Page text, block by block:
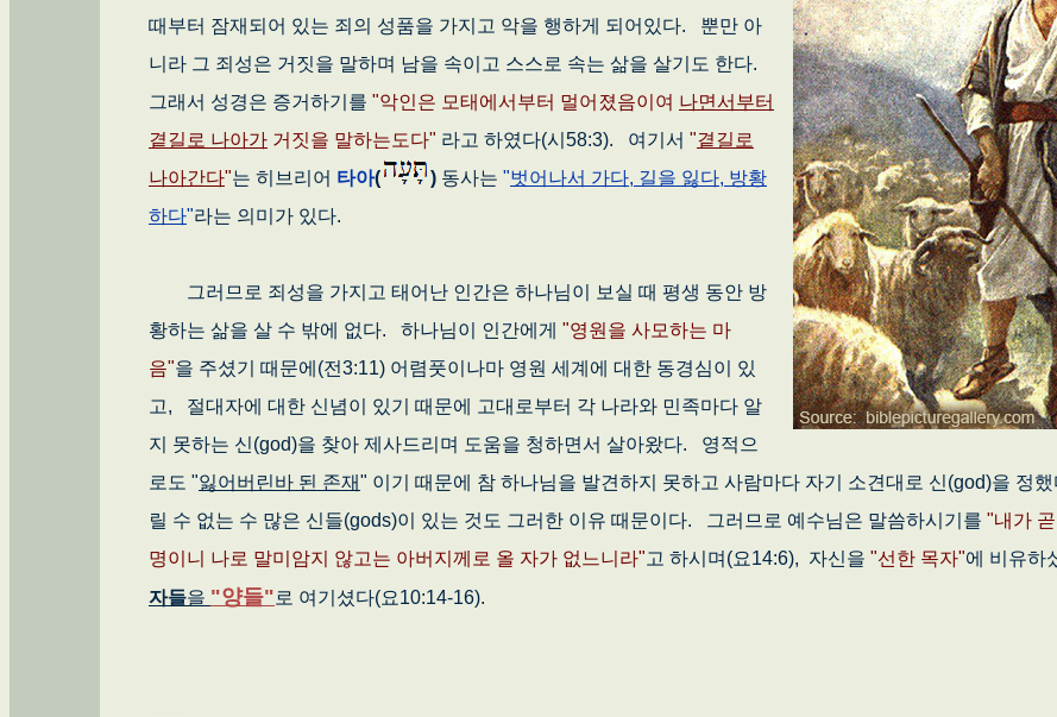
때부터 잠재되어 있는 죄의 성품을 가지고 악을 행하게 되어있다. 뿐만 아
니라 그 죄성은 거짓을 말하며 남을 속이고 스스로 속는 삶을 살기도 한다.
그래서 성경은 증거하기를 "악인은 모태에서부터 멀어졌음이여 나면서부터
곁길로 나아가 거짓을 말하는도다" 라고 하였다(시58:3). 여기서 "곁길로
나아간다"는 히브리어 타아( ) 동사는 "벗어나서 가다, 길을 잃다, 방황
하다"라는 의미가 있다.
그러므로 죄성을 가지고 태어난 인간은 하나님이 보실 때 평생 동안 방
황하는 삶을 살 수 밖에 없다. 하나님이 인간에게 "영원을 사모하는 마
음"을 주셨기 때문에(전3:11) 어렴풋이나마 영원 세계에 대한 동경심이 있
고, 절대자에 대한 신념이 있기 때문에 고대로부터 각 나라와 민족마다 알
지 못하는 신(god)을 찾아 제사드리며 도움을 청하면서 살아왔다. 영적으
로도 "잃어버린바 된 존재" 이기 때문에 참 하나님을 발견하지 못하고 사람마다 자기 소견대로 신(god)을 정
릴 수 없는 수 많은 신들(gods)이 있는 것도 그러한 이유 때문이다. 그러므로 예수님은 말씀하시기를 "내가
명이니 나로 말미암지 않고는 아버지께로 올 자가 없느니라"고 하시며(요14:6), 자신을 "선한 목자"에 비유하
자들을 "양들" 로 여기셨다(요10:14-16).